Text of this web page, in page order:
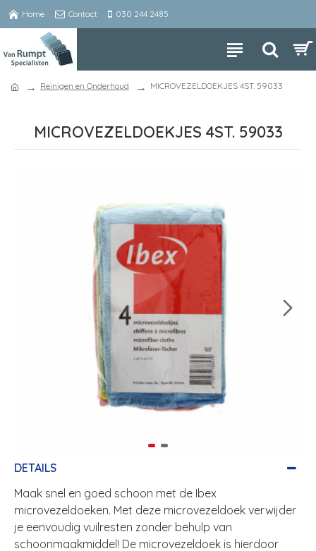
Home Contact 030 244 2485
Reinigen en Onderhoud MICROVEZELDOEKJES 4ST. 59033
MICROVEZELDOEKJES 4ST. 59033
DETAILS
Maak snel en goed schoon met de Ibex
microvezeldoeken. Met deze microvezeldoek verwijder
je eenvoudig vuilresten zonder behulp van
schoonmaakmiddel! De microvezeldoek is hierdoor